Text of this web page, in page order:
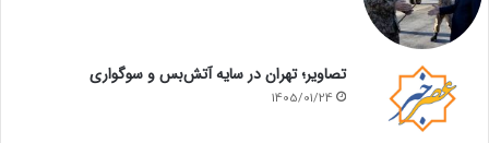
تصاویر؛ تهران در سایه آتش‌بس و سوگواری
1405/01/24